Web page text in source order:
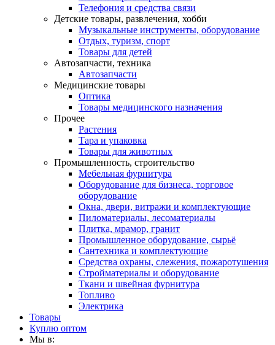
Телефония и средства связи
Детские товары, развлечения, хобби
Музыкальные инструменты, оборудование
Отдых, туризм, спорт
Товары для детей
Автозапчасти, техника
Автозапчасти
Медицинские товары
Оптика
Товары медицинского назначения
Прочее
Растения
Тара и упаковка
Товары для животных
Промышленность, строительство
Мебельная фурнитура
Оборудование для бизнеса, торговое
оборудование
Окна, двери, витражи и комплектующие
Пиломатериалы, лесоматериалы
Плитка, мрамор, гранит
Промышленное оборудование, сырьё
Сантехника и комплектующие
Средства охраны, слежения, пожаротушения
Стройматериалы и оборудование
Ткани и швейная фурнитура
Топливо
Электрика
Товары
Куплю оптом
Мы в: